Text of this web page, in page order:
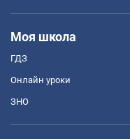
Моя школа
ГДЗ
Онлайн уроки
ЗНО